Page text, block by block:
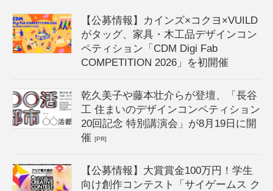
【公募情報】カインズ×コクヨ×VUILD
がタッグ、家具・木工品デザインコン
ペティション「CDM Digi Fab
COMPETITION 2026」を初開催
乾久美子や藤本壮介らが登壇、「長谷
工 住まいのデザインコンペティション
20回記念 特別講演会」が8月19日に開
催[PR]
【公募情報】大賞賞金100万円！学生
向け創作コンテスト「サイゲームス ク